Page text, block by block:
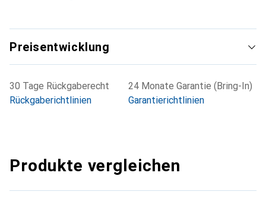
Preisentwicklung
30 Tage Rückgaberecht
Rückgaberichtlinien
24 Monate Garantie (Bring-In)
Garantierichtlinien
Produkte vergleichen